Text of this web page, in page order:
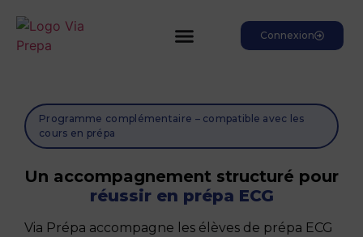
Connexion
Programme complémentaire – compatible avec les
cours en prépa
Un accompagnement structuré pour
réussir en prépa ECG
Via Prépa accompagne les élèves de prépa ECG